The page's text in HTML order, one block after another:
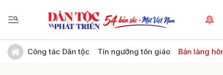
Công tác Dân tộc Tín ngưỡng tôn giáo Bản làng
Gửi bình luận